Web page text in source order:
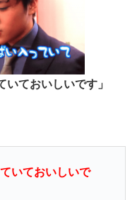
いておいしいです」
いておいしいで